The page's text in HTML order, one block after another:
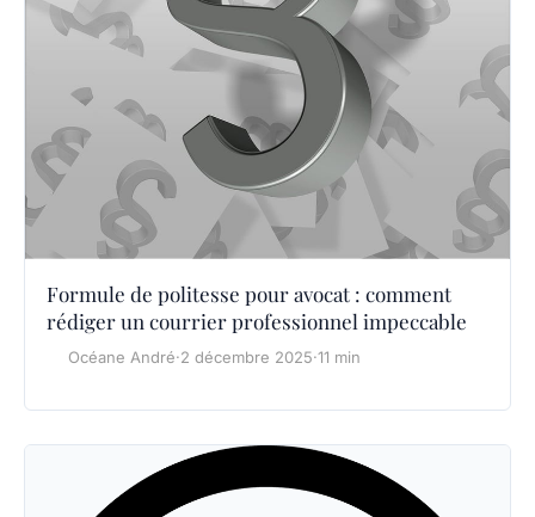
Formule de politesse pour avocat : comment
rédiger un courrier professionnel impeccable
Océane André·2 décembre 2025·11 min